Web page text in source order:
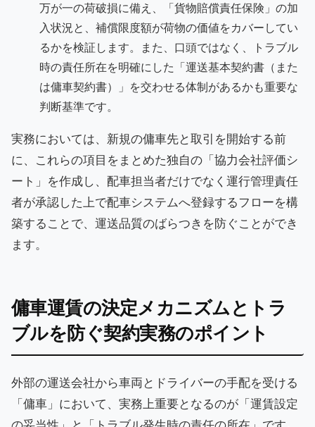
万が一の荷破損に備え、「貨物賠償責任保険」の加
入状況と、補償限度額が荷物の価値をカバーしてい
るかを検証します。また、口頭ではなく、トラブル
時の責任所在を明確にした「運送基本契約書（また
は傭車契約書）」を交わせる体制があるかも重要な
判断基準です。
実務においては、新規の傭車先と取引を開始する前
に、これらの項目をまとめた独自の「協力会社評価シ
ート」を作成し、配車担当者だけでなく運行管理責任
者が承認した上で配車システムへ登録するフローを構
築することで、運送品質のばらつきを防ぐことができ
ます。
傭車運賃の決定メカニズムとトラ
ブルを防ぐ契約実務のポイント
外部の運送会社から車両とドライバーの手配を受ける
「傭車」において、実務上重要となるのが「運賃設定